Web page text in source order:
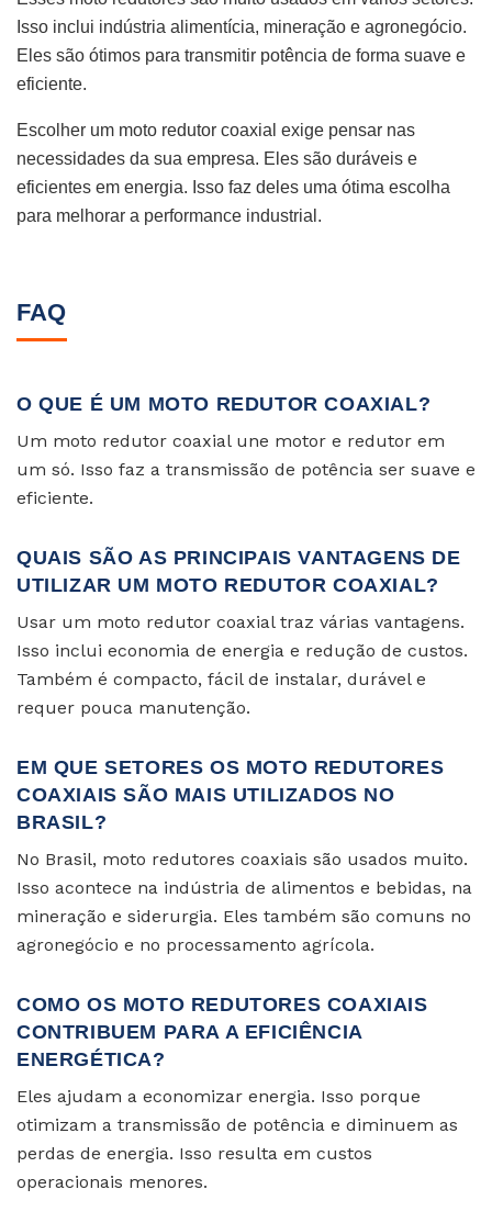
Isso inclui indústria alimentícia, mineração e agronegócio.
Eles são ótimos para transmitir potência de forma suave e
eficiente.
Escolher um moto redutor coaxial exige pensar nas
necessidades da sua empresa. Eles são duráveis e
eficientes em energia. Isso faz deles uma ótima escolha
para melhorar a performance industrial.
FAQ
O QUE É UM MOTO REDUTOR COAXIAL?
Um moto redutor coaxial une motor e redutor em
um só. Isso faz a transmissão de potência ser suave e
eficiente.
QUAIS SÃO AS PRINCIPAIS VANTAGENS DE
UTILIZAR UM MOTO REDUTOR COAXIAL?
Usar um moto redutor coaxial traz várias vantagens.
Isso inclui economia de energia e redução de custos.
Também é compacto, fácil de instalar, durável e
requer pouca manutenção.
EM QUE SETORES OS MOTO REDUTORES
COAXIAIS SÃO MAIS UTILIZADOS NO
BRASIL?
No Brasil, moto redutores coaxiais são usados muito.
Isso acontece na indústria de alimentos e bebidas, na
mineração e siderurgia. Eles também são comuns no
agronegócio e no processamento agrícola.
COMO OS MOTO REDUTORES COAXIAIS
CONTRIBUEM PARA A EFICIÊNCIA
ENERGÉTICA?
Eles ajudam a economizar energia. Isso porque
otimizam a transmissão de potência e diminuem as
perdas de energia. Isso resulta em custos
operacionais menores.